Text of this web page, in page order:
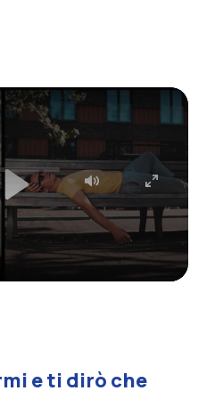
Mute
Enter
Play
e ti dirò che